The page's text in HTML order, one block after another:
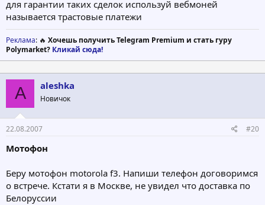
для гарантии таких сделок используй вебмоней
называется трастовые платежи
Реклама: 🔥 Хочешь получить Telegram Premium и стать гуру
Polymarket? Кликай сюда!
A aleshka
Новичок
22.08.2007 #20
Мотофон
Беру мотофон motorola f3. Напиши телефон договоримся
о встрече. Кстати я в Москве, не увидел что доставка по
Белоруссии